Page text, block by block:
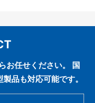
お任せください。
国
品も対応可能です。